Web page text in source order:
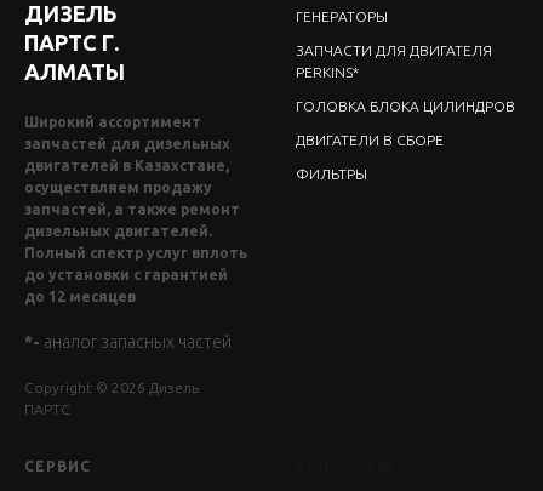
ДИЗЕЛЬ
ПАРТС Г.
АЛМАТЫ
Широкий ассортимент
запчастей для дизельных
двигателей в Казахстане,
осуществляем продажу
запчастей, а также ремонт
дизельных двигателей.
Полный спектр услуг вплоть
до установки с гарантией
до 12 месяцев
*- аналог запасных частей
Copyright © 2026 Дизель
ПАРТС
ГЕНЕРАТОРЫ
ЗАПЧАСТИ ДЛЯ ДВИГАТЕЛЯ
PERKINS*
ГОЛОВКА БЛОКА ЦИЛИНДРОВ
ДВИГАТЕЛИ В СБОРЕ
ФИЛЬТРЫ
СЕРВИС